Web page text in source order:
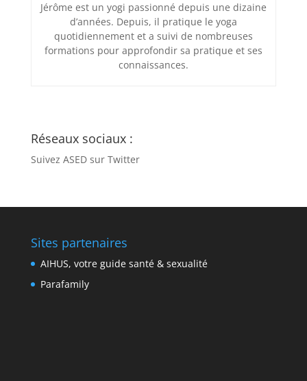
Jérôme est un yogi passionné depuis une dizaine
d’années. Depuis, il pratique le yoga
quotidiennement et a suivi de nombreuses
formations pour approfondir sa pratique et ses
connaissances.
Réseaux sociaux :
Suivez ASED sur Twitter
Sites partenaires
AIHUS, votre guide santé & sexualité
Parafamily